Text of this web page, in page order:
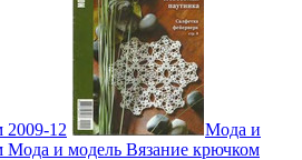
2009-12
Мода и
Мода и модель Вязание крючком